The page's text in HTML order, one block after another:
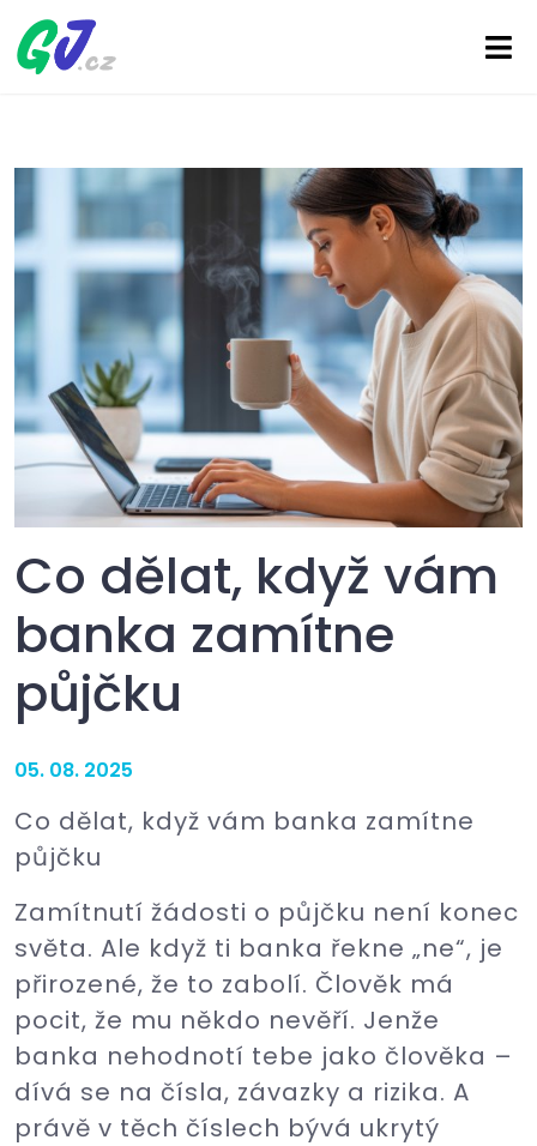
Co dělat, když vám
banka zamítne
půjčku
05. 08. 2025
Co dělat, když vám banka zamítne
půjčku
Zamítnutí žádosti o půjčku není konec
světa. Ale když ti banka řekne „ne“, je
přirozené, že to zabolí. Člověk má
pocit, že mu někdo nevěří. Jenže
banka nehodnotí tebe jako člověka –
dívá se na čísla, závazky a rizika. A
právě v těch číslech bývá ukrytý